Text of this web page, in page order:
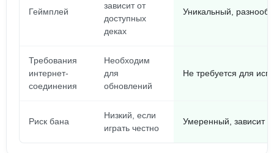
Геймплей
зависит от
доступных
деках
Уникальный,
Требования
интернет-
соединения
Необходим
для
обновлений
Не требуется для
Риск бана
Низкий, если
играть честно
Умеренный, зависит